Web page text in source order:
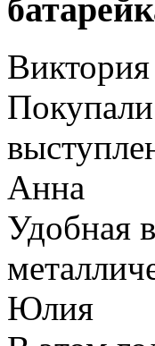
Виктория
Анна
Удобная
Юлия